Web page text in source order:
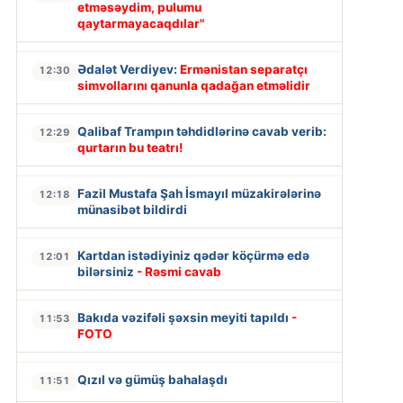
etməsəydim, pulumu
qaytarmayacaqdılar"
12:30 Ədalət Verdiyev: Ermənistan separatçı
simvollarını qanunla qadağan etməlidir
12:29
Qalibaf Trampın təhdidlərinə cavab verib:
qurtarın bu teatrı!
12:18
Fazil Mustafa Şah İsmayıl müzakirələrinə
münasibət bildirdi
12:01
Kartdan istədiyiniz qədər köçürmə edə
bilərsiniz - Rəsmi cavab
11:53 Bakıda vəzifəli şəxsin meyiti tapıldı -
FOTO
11:51 Qızıl və gümüş bahalaşdı